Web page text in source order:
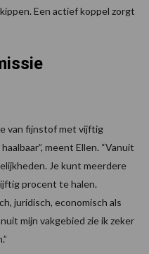
Een actief koppel zorgt
van fijnstof met vijftig
meent Ellen. “Vanuit
Je kunt meerdere
procent te halen.
juridisch, economisch als
mijn vakgebied zie ik zeker